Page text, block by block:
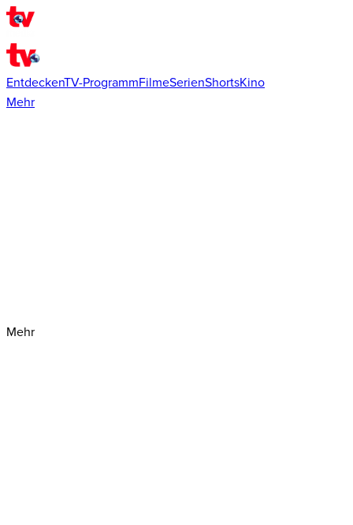
EntdeckenTV-ProgrammFilmeSerienShortsKino
Mehr
Mehr